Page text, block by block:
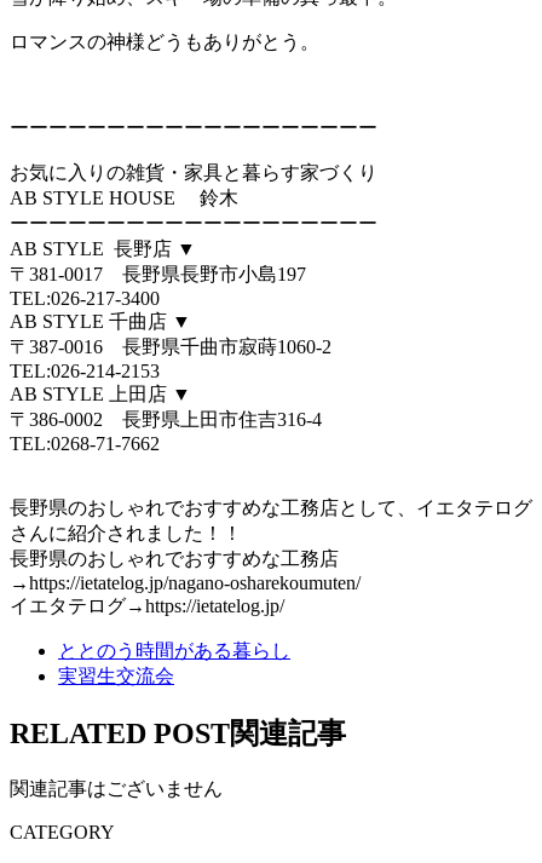
ロマンスの神様どうもありがとう。
ーーーーーーーーーーーーーーーーーーー
お気に入りの雑貨・家具と暮らす家づくり
AB STYLE HOUSE 鈴木
ーーーーーーーーーーーーーーーーーーー
AB STYLE 長野店 ▼
〒381-0017 長野県長野市小島197
TEL:026-217-3400
AB STYLE 千曲店 ▼
〒387-0016 長野県千曲市寂蒔1060-2
TEL:026-214-2153
AB STYLE 上田店 ▼
〒386-0002 長野県上田市住吉316-4
TEL:0268-71-7662
長野県のおしゃれでおすすめな工務店として、イエタテログ
さんに紹介されました！！
長野県のおしゃれでおすすめな工務店
→https://ietatelog.jp/nagano-osharekoumuten/
イエタテログ→https://ietatelog.jp/
ととのう時間がある暮らし
実習生交流会
RELATED POST関連記事
関連記事はございません
CATEGORY